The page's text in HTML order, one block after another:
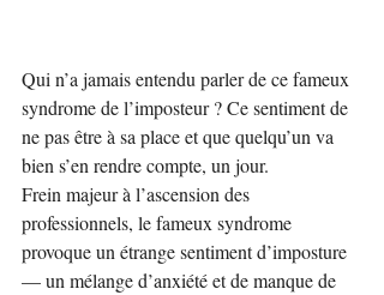
Qui n’a jamais entendu parler de ce fameux
syndrome de l’imposteur ? Ce sentiment de
ne pas être à sa place et que quelqu’un va
bien s’en rendre compte, un jour.
Frein majeur à l’ascension des
professionnels, le fameux syndrome
provoque un étrange sentiment d’imposture
— un mélange d’anxiété et de manque de